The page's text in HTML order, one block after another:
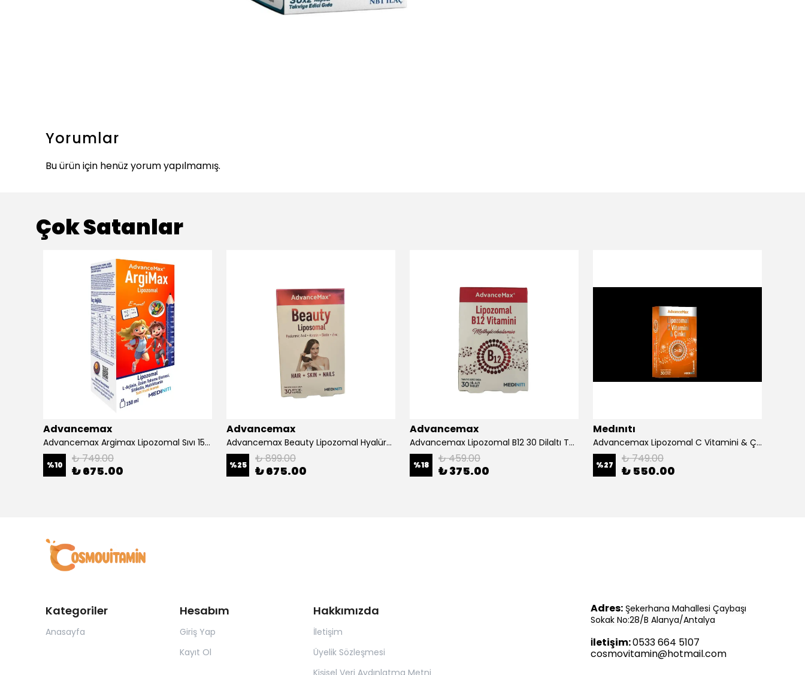
Yorumlar
Bu ürün için henüz yorum yapılmamış.
Çok Satanlar
Advancemax
Advancemax Argimax Lipozomal Sıvı 150 ml 8684375607587
%10 ₺ 749.00
₺ 675.00
Advancemax
Advancemax Beauty Lipozomal Hyalüronik Asit Keratin Biotin Zn 30 Kapsül 8684375607556
%25 ₺ 899.00
₺ 675.00
Advancemax
Advancemax Lipozomal B12 30 Dilaltı Tablet 8684375607525
%18 ₺ 459.00
₺ 375.00
Medınıtı
Advancemax Lipozomal C Vitamini & Çinko 30 Kapsül 8684375607549
%27 ₺ 749.00
₺ 550.00
Kategoriler
Anasayfa
Hesabım
Giriş Yap
Kayıt Ol
Hakkımızda
İletişim
Üyelik Sözleşmesi
Adres: Şekerhana Mahallesi Çaybaşı
Sokak No:28/B Alanya/Antalya
İletişim:0533 664 5107
cosmovitamin@hotmail.com